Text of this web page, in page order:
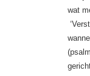
wat